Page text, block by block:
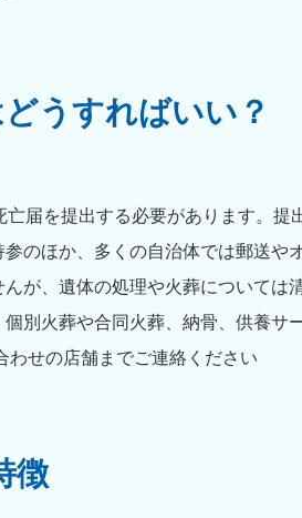
うすればいい？
届を提出する必要があります。提
のほか、多くの自治体では郵送や
が、遺体の処理や火葬については
別火葬や合同火葬、納骨、供養サ
せの店舗までご連絡ください
徴